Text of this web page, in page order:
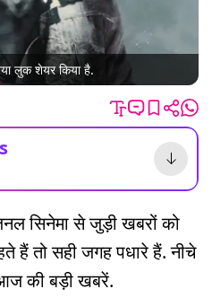
लुक शेयर किया है.
सिनेमा से जुड़ी खबरों को
हैं तो सही जगह पधारे हैं. नीचे
की बड़ी खबरें.